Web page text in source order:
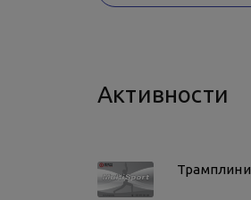
Активности
Трамплини